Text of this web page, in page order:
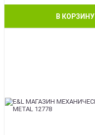
В КОРЗИНУ